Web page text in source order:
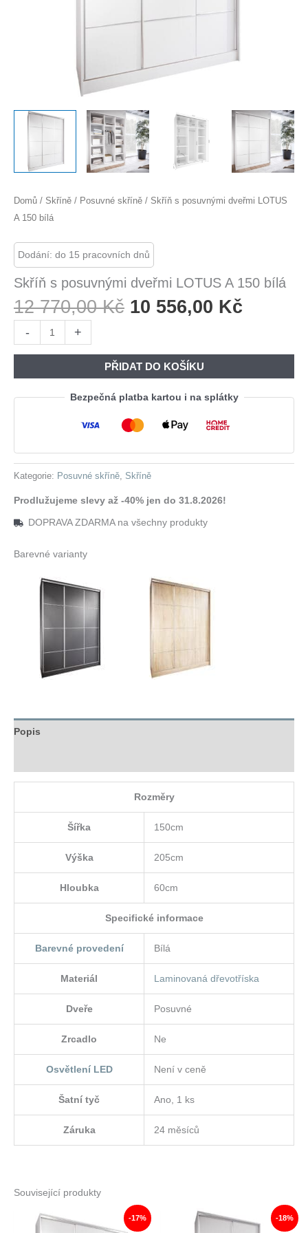
Domů / Skříně / Posuvné skříně / Skříň s posuvnými dveřmi LOTUS
A 150 bílá
Dodání: do 15 pracovních dnů
Skříň s posuvnými dveřmi LOTUS A 150 bílá
12 770,00Kč Původní
12
770,00 Kč.
10 556,00 Kč
556,00
-
s
dveřmi
LOTUS
množství
+
PŘIDAT DO KOŠÍKU
Bezpečná platba kartou i na splátky
Kategorie: Posuvné skříně, Skříně
Prodlužujeme slevy až -40% jen do 31.8.2026!
DOPRAVA ZDARMA na všechny produkty
Barevné varianty
Popis
Rozměry
Šířka 150cm
Výška 205cm
Hloubka 60cm
Specifické informace
Barevné provedení Bílá
Materiál Laminovaná dřevotříska
Dveře Posuvné
Zrcadlo Ne
Osvětlení LED Není v ceně
Šatní tyč Ano, 1 ks
Záruka 24 měsíců
Související produkty
-17% -18%